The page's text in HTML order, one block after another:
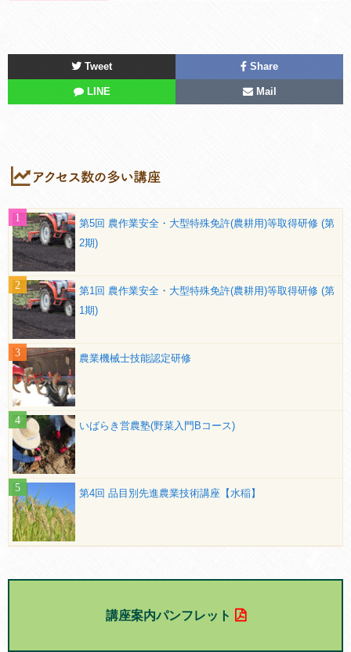
Tweet Share
LINE Mail
第5回 農作業安全・大型特殊免許(農耕用)等取得研修 (第
2期)
第1回 農作業安全・大型特殊免許(農耕用)等取得研修 (第
1期)
農業機械士技能認定研修
いばらき営農塾(野菜入門Bコース)
第4回 品目別先進農業技術講座【水稲】
講座案内パンフレット